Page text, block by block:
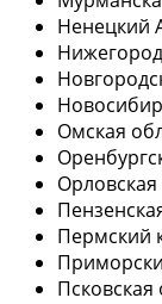
Ненецкий
Омская
Орловская
Пермский
Псковская